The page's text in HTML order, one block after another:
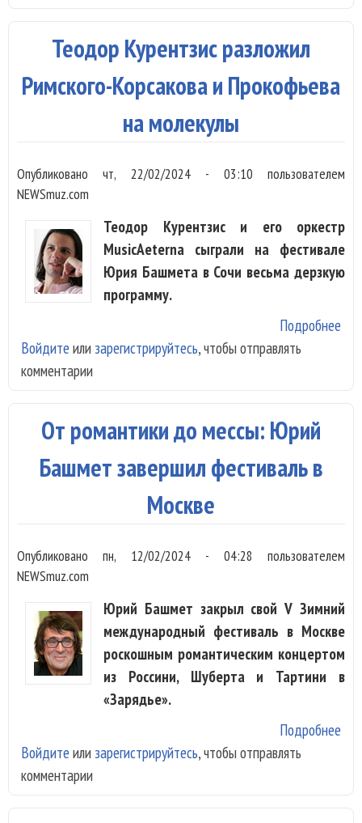
Теодор Курентзис разложил
Римского-Корсакова и Прокофьева
на молекулы
Опубликованочт, 22/02/2024 - 03:10 пользователем
NEWSmuz.com
Теодор Курентзис и его оркестр
MusicAeterna сыграли на фестивале
Юрия Башмета в Сочи весьма дерзкую
программу.
Подробнее
Войдите или зарегистрируйтесь, чтобы отправлять
комментарии
От романтики до мессы: Юрий
Башмет завершил фестиваль в
Москве
Опубликованопн, 12/02/2024 - 04:28 пользователем
NEWSmuz.com
Юрий Башмет закрыл свой V Зимний
международный фестиваль в Москве
роскошным романтическим концертом
из Россини, Шуберта и Тартини в
«Зарядье».
Подробнее
Войдите или зарегистрируйтесь, чтобы отправлять
комментарии